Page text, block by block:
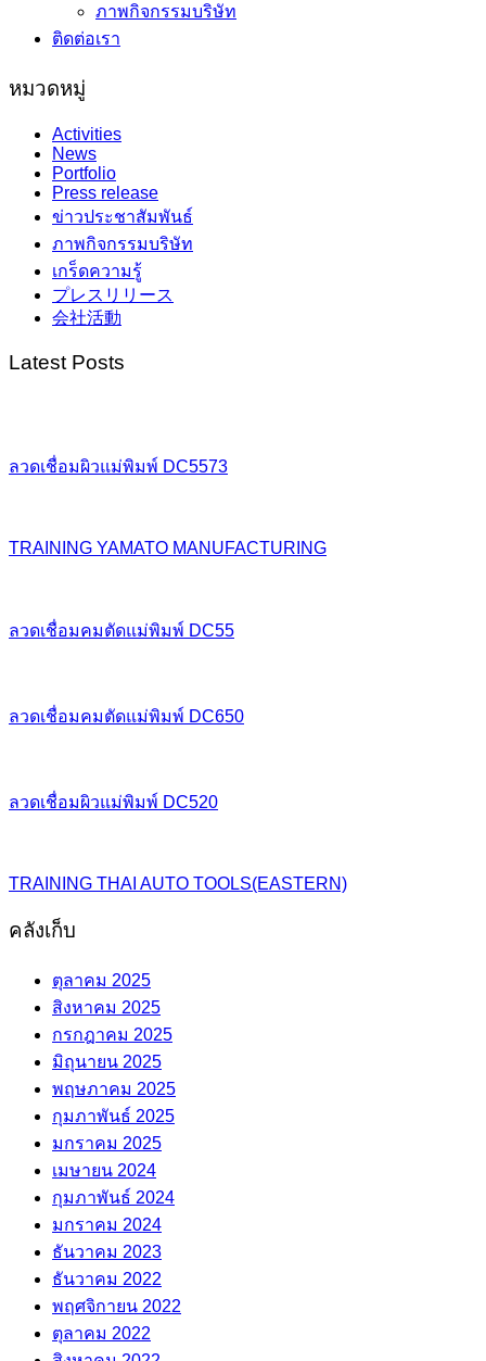
ภาพกิจกรรมบริษัท
ติดต่อเรา
หมวดหมู่
Activities
News
Portfolio
Press release
ข่าวประชาสัมพันธ์
ภาพกิจกรรมบริษัท
เกร็ดความรู้
プレスリリース
会社活動
Latest Posts
ลวดเชื่อมผิวแม่พิมพ์ DC5573
TRAINING YAMATO MANUFACTURING
ลวดเชื่อมคมตัดแม่พิมพ์ DC55
ลวดเชื่อมคมตัดแม่พิมพ์ DC650
ลวดเชื่อมผิวแม่พิมพ์ DC520
TRAINING THAI AUTO TOOLS(EASTERN)
คลังเก็บ
ตุลาคม 2025
สิงหาคม 2025
กรกฎาคม 2025
มิถุนายน 2025
พฤษภาคม 2025
กุมภาพันธ์ 2025
มกราคม 2025
เมษายน 2024
กุมภาพันธ์ 2024
มกราคม 2024
ธันวาคม 2023
ธันวาคม 2022
พฤศจิกายน 2022
ตุลาคม 2022